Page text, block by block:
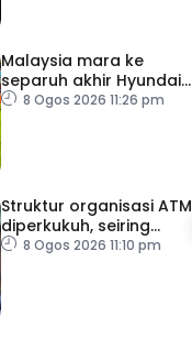
Malaysia mara ke
separuh akhir Hyundai
ASEAN Cup
8 Ogos 2026 11:26 pm
Struktur organisasi ATM
diperkukuh, seiring
pemodenan aset
8 Ogos 2026 11:10 pm